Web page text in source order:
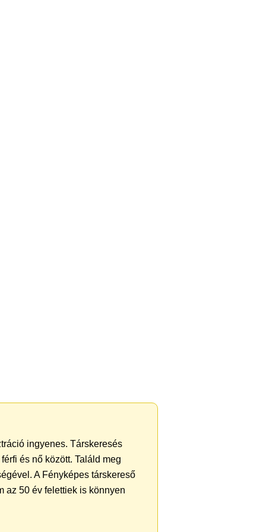
ingyenes. Társkeresés
és nő között. Találd meg
A Fényképes társkereső
az 50 év felettiek is könnyen